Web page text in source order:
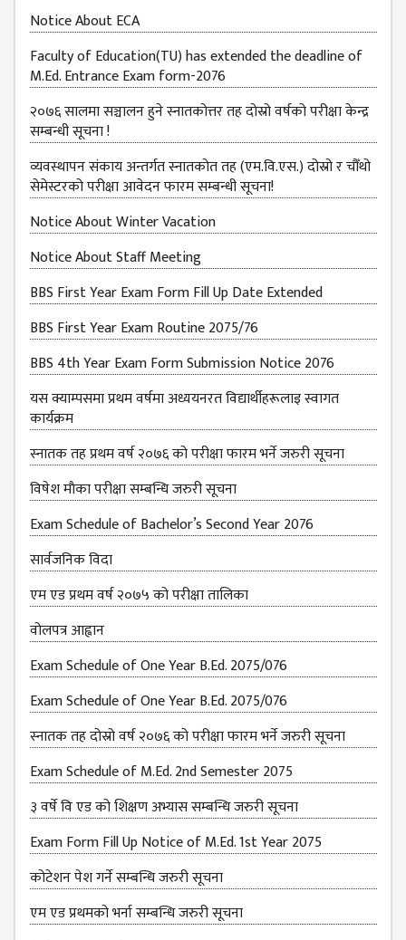
Notice About ECA
Faculty of Education(TU) has extended the deadline of
M.Ed. Entrance Exam form-2076
२०७६ सालमा सञ्चालन हुने स्नातकोत्तर तह दोस्रो वर्षको परीक्षा केन्द्र
सम्बन्धी सूचना !
व्यवस्थापन संकाय अन्तर्गत स्नातकोत तह (एम.वि.एस.) दोस्रो र चौँथो
सेमेस्टरको परीक्षा आवेदन फारम सम्बन्धी सूचना!
Notice About Winter Vacation
Notice About Staff Meeting
BBS First Year Exam Form Fill Up Date Extended
BBS First Year Exam Routine 2075/76
BBS 4th Year Exam Form Submission Notice 2076
यस क्याम्पसमा प्रथम वर्षमा अध्ययनरत विद्यार्थीहरूलाइ स्वागत
कार्यक्रम
स्नातक तह प्रथम वर्ष २०७६ को परीक्षा फारम भर्ने जरुरी सूचना
विषेश माैका परीक्षा सम्बन्धि जरुरी सूचना
Exam Schedule of Bachelor’s Second Year 2076
सार्वजनिक विदा
एम एड प्रथम वर्ष २०७५ को परीक्षा तालिका
वोलपत्र आह्वान
Exam Schedule of One Year B.Ed. 2075/076
Exam Schedule of One Year B.Ed. 2075/076
स्नातक तह दोस्रो वर्ष २०७६ को परीक्षा फारम भर्ने जरुरी सूचना
Exam Schedule of M.Ed. 2nd Semester 2075
३ वर्षे वि एड को शिक्षण अभ्यास सम्बन्धि जरुरी सूचना
Exam Form Fill Up Notice of M.Ed. 1st Year 2075
कोटेशन पेश गर्ने सम्बन्धि जरुरी सूचना
एम एड प्रथमको भर्ना सम्बन्धि जरुरी सूचना